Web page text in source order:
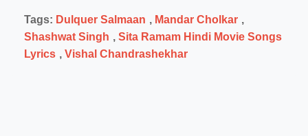
Tags: Dulquer Salmaan , Mandar Cholkar ,
Shashwat Singh , Sita Ramam Hindi Movie Songs
Lyrics , Vishal Chandrashekhar